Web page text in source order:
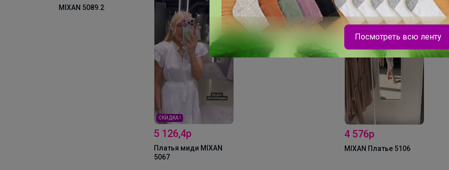
MIXAN 5089.2
СКИДКА !
5 126,4р
Платья миди MIXAN
5067
Женские брючные
костюмы (костюмы с
брюками) MIXAN 4046
4 576р
MIXAN Платье 5106
Утепленный жилет это то, что нужно для
холодных сентябрьских дней
Посмотреть всю ленту